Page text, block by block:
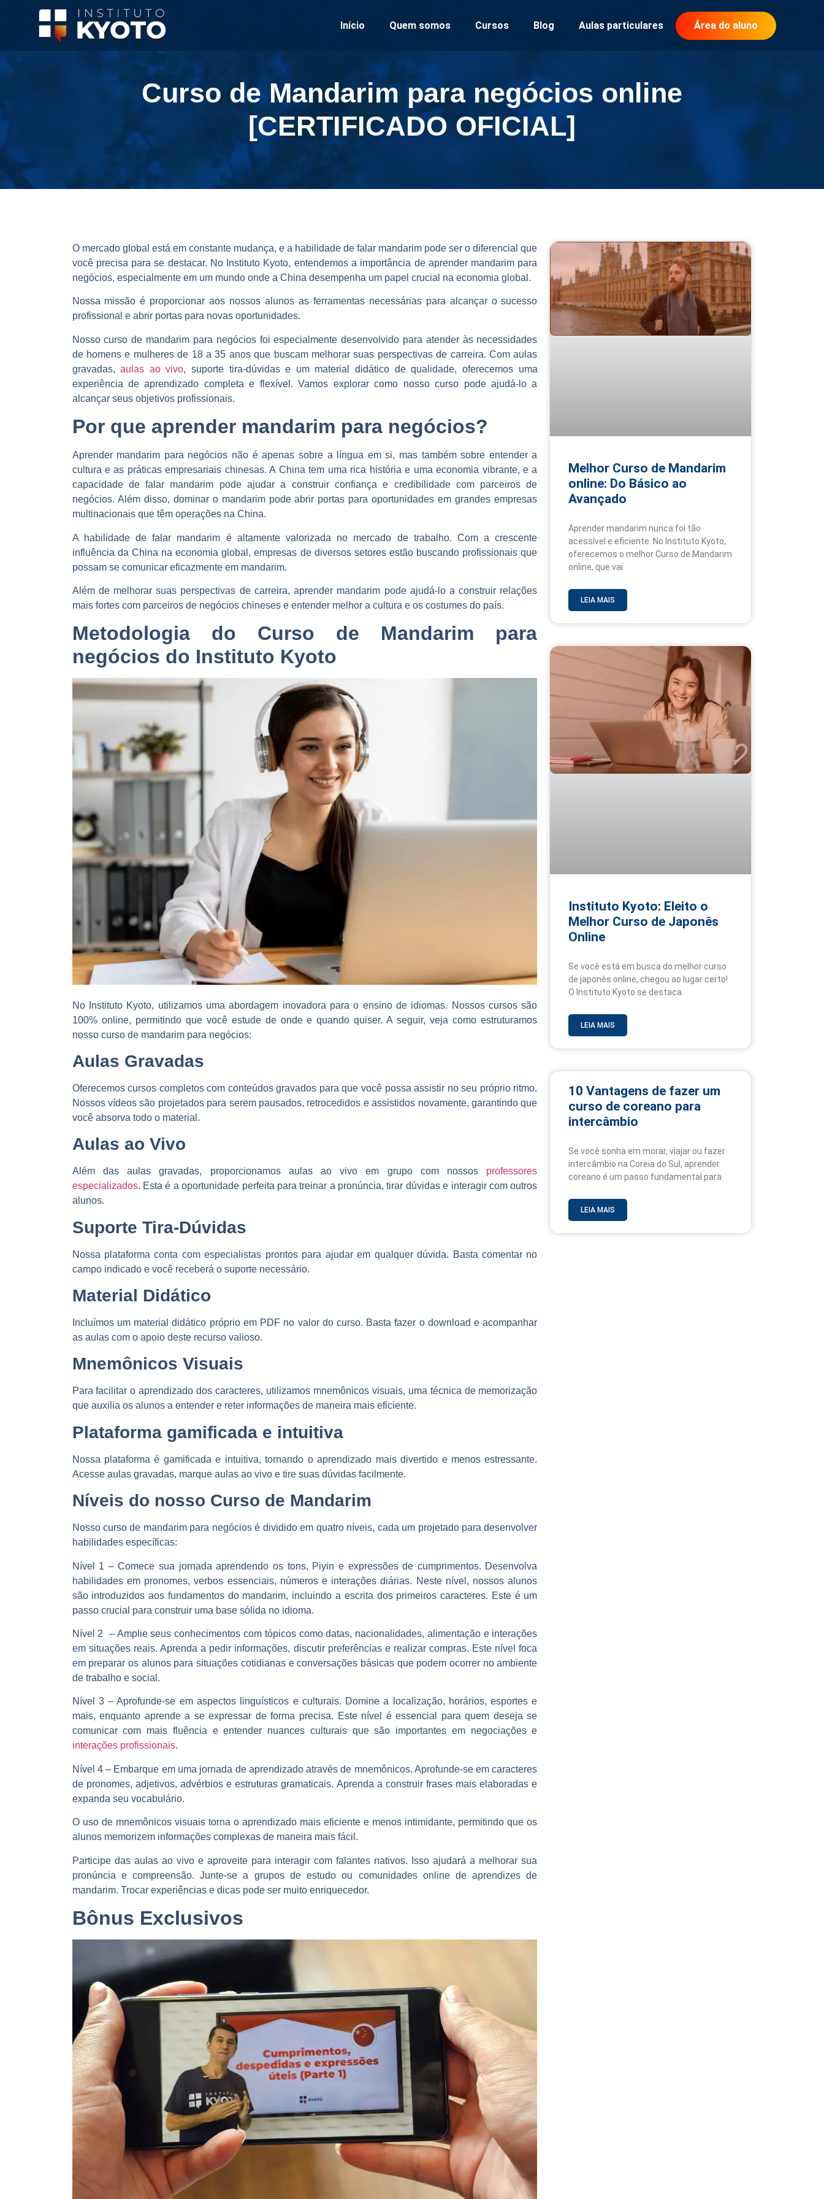
Início Quem somos Cursos Blog Aulas particulares Área do aluno
Curso de Mandarim para negócios online
[CERTIFICADO OFICIAL]
O mercado global está em constante mudança, e a habilidade de falar mandarim pode ser o diferencial que
você precisa para se destacar. No Instituto Kyoto, entendemos a importância de aprender mandarim para
negócios, especialmente em um mundo onde a China desempenha um papel crucial na economia global.
Nossa missão é proporcionar aos nossos alunos as ferramentas necessárias para alcançar o sucesso
profissional e abrir portas para novas oportunidades.
Nosso curso de mandarim para negócios foi especialmente desenvolvido para atender às necessidades
de homens e mulheres de 18 a 35 anos que buscam melhorar suas perspectivas de carreira. Com aulas
gravadas,aulas ao vivo, suporte tira-dúvidas e um material didático de qualidade, oferecemos uma
experiência de aprendizado completa e flexível. Vamos explorar como nosso curso pode ajudá-lo a
alcançar seus objetivos profissionais.
Por que aprender mandarim para negócios?
Aprender mandarim para negócios não é apenas sobre a língua em si, mas também sobre entender a
cultura e as práticas empresariais chinesas. A China tem uma rica história e uma economia vibrante, e a
capacidade de falar mandarim pode ajudar a construir confiança e credibilidade com parceiros de
negócios. Além disso, dominar o mandarim pode abrir portas para oportunidades em grandes empresas
multinacionais que têm operações na China.
A habilidade de falar mandarim é altamente valorizada no mercado de trabalho. Com a crescente
influência da China na economia global, empresas de diversos setores estão buscando profissionais que
possam se comunicar eficazmente em mandarim.
Além de melhorar suas perspectivas de carreira, aprender mandarim pode ajudá-lo a construir relações
mais fortes com parceiros de negócios chineses e entender melhor a cultura e os costumes do país.
Metodologia do Curso de Mandarim para
negócios do Instituto Kyoto
No Instituto Kyoto, utilizamos uma abordagem inovadora para o ensino de idiomas. Nossos cursos são
100% online, permitindo que você estude de onde e quando quiser. A seguir, veja como estruturamos
nosso curso de mandarim para negócios:
Aulas Gravadas
Oferecemos cursos completos com conteúdos gravados para que você possa assistir no seu próprio ritmo.
Nossos vídeos são projetados para serem pausados, retrocedidos e assistidos novamente, garantindo que
você absorva todo o material.
Aulas ao Vivo
Além das aulas gravadas, proporcionamos aulas ao vivo em grupo com nossos professores
especializados. Esta é a oportunidade perfeita para treinar a pronúncia, tirar dúvidas e interagir com outros
alunos.
Suporte Tira-Dúvidas
Nossa plataforma conta com especialistas prontos para ajudar em qualquer dúvida. Basta comentar no
campo indicado e você receberá o suporte necessário.
Material Didático
Incluímos um material didático próprio em PDF no valor do curso. Basta fazer o download e acompanhar
as aulas com o apoio deste recurso valioso.
Mnemônicos Visuais
Para facilitar o aprendizado dos caracteres, utilizamos mnemônicos visuais, uma técnica de memorização
que auxilia os alunos a entender e reter informações de maneira mais eficiente.
Plataforma gamificada e intuitiva
Nossa plataforma é gamificada e intuitiva, tornando o aprendizado mais divertido e menos estressante.
Acesse aulas gravadas, marque aulas ao vivo e tire suas dúvidas facilmente.
Níveis do nosso Curso de Mandarim
Nosso curso de mandarim para negócios é dividido em quatro níveis, cada um projetado para desenvolver
habilidades específicas:
Nível 1 –Comece sua jornada aprendendo os tons, Piyin e expressões de cumprimentos. Desenvolva
habilidades em pronomes, verbos essenciais, números e interações diárias. Neste nível, nossos alunos
são introduzidos aos fundamentos do mandarim, incluindo a escrita dos primeiros caracteres. Este é um
passo crucial para construir uma base sólida no idioma.
Nível 2 – Amplie seus conhecimentos com tópicos como datas, nacionalidades, alimentação e interações
em situações reais. Aprenda a pedir informações, discutir preferências e realizar compras. Este nível foca
em preparar os alunos para situações cotidianas e conversações básicas que podem ocorrer no ambiente
de trabalho e social.
Nível 3– Aprofunde-se em aspectos linguísticos e culturais. Domine a localização, horários, esportes e
mais, enquanto aprende a se expressar de forma precisa. Este nível é essencial para quem deseja se
comunicar com mais fluência e entender nuances culturais que são importantes em negociações e
interações profissionais.
Nível 4 – Embarque em uma jornada de aprendizado através de mnemônicos. Aprofunde-se em caracteres
de pronomes, adjetivos, advérbios e estruturas gramaticais. Aprenda a construir frases mais elaboradas e
expanda seu vocabulário.
O uso de mnemônicos visuais torna o aprendizado mais eficiente e menos intimidante, permitindo que os
alunos memorizem informações complexas de maneira mais fácil.
Participe das aulas ao vivo e aproveite para interagir com falantes nativos. Isso ajudará a melhorar sua
pronúncia e compreensão. Junte-se a grupos de estudo ou comunidades online de aprendizes de
mandarim. Trocar experiências e dicas pode ser muito enriquecedor.
Bônus Exclusivos
Melhor Curso de Mandarim
online: Do Básico ao
Avançado
Aprender mandarim nunca foi tão
acessível e eficiente. No Instituto Kyoto,
oferecemos o melhor Curso de Mandarim
online, que vai
LEIA MAIS
Instituto Kyoto: Eleito o
Melhor Curso de Japonês
Online
Se você está em busca do melhor curso
de japonês online, chegou ao lugar certo!
O Instituto Kyoto se destaca
LEIA MAIS
10 Vantagens de fazer um
curso de coreano para
intercâmbio
Se você sonha em morar, viajar ou fazer
intercâmbio na Coreia do Sul, aprender
coreano é um passo fundamental para
LEIA MAIS